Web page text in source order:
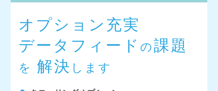
オプション充実
データフィード の課題
を解決 します